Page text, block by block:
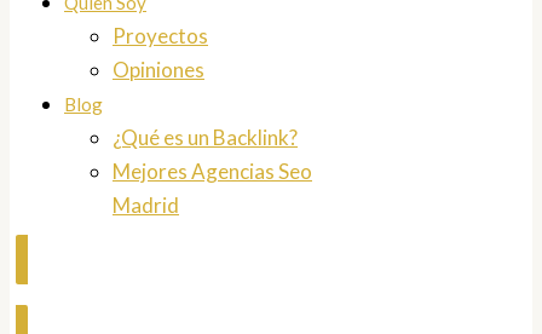
Proyectos
Opiniones
Blog
¿Qué es un Backlink?
Mejores Agencias Seo
Madrid